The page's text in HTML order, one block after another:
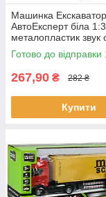
Машинка Екскаватор
АвтоЕксперт біла
металопластик звук
гусеничний хід
(LS-0322-15)
Готово до відправки
267,90 ₴ 282 ₴
Купити